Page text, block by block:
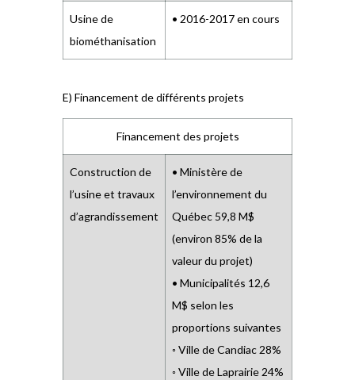
Usine de
biométhanisation
• 2016-2017 en cours
E) Financement de différents projets
Financement des projets
Construction de
l’usine et travaux
d’agrandissement
• Ministère de
l’environnement du
Québec 59,8 M$
(environ 85% de la
valeur du projet)
• Municipalités 12,6
M$ selon les
proportions suivantes
◦ Ville de Candiac 28%
◦ Ville de Laprairie 24%